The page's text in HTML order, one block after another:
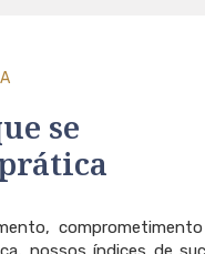
se